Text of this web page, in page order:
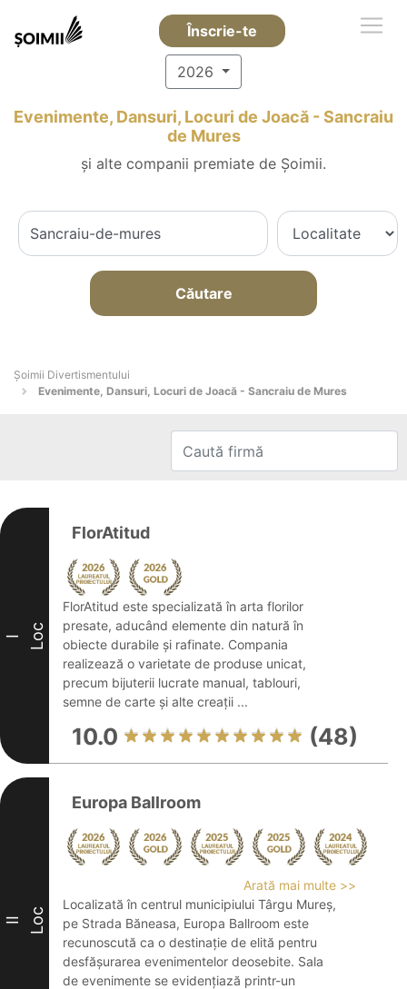
Înscrie-te
2026
Evenimente, Dansuri, Locuri de Joacă - Sancraiu
de Mures
și alte companii premiate de Șoimii.
Căutare
Şoimii Divertismentului
Evenimente, Dansuri, Locuri de Joacă - Sancraiu de Mures
I Loc
FlorAtitud
FlorAtitud este specializată în arta florilor
presate, aducând elemente din natură în
obiecte durabile și rafinate. Compania
realizează o varietate de produse unicat,
precum bijuterii lucrate manual, tablouri,
semne de carte și alte creații ...
10.0 (48)
II Loc
Europa Ballroom
Arată mai multe >>
Localizată în centrul municipiului Târgu Mureș,
pe Strada Băneasa, Europa Ballroom este
recunoscută ca o destinație de elită pentru
desfășurarea evenimentelor deosebite. Sala
de evenimente se evidențiază printr-un